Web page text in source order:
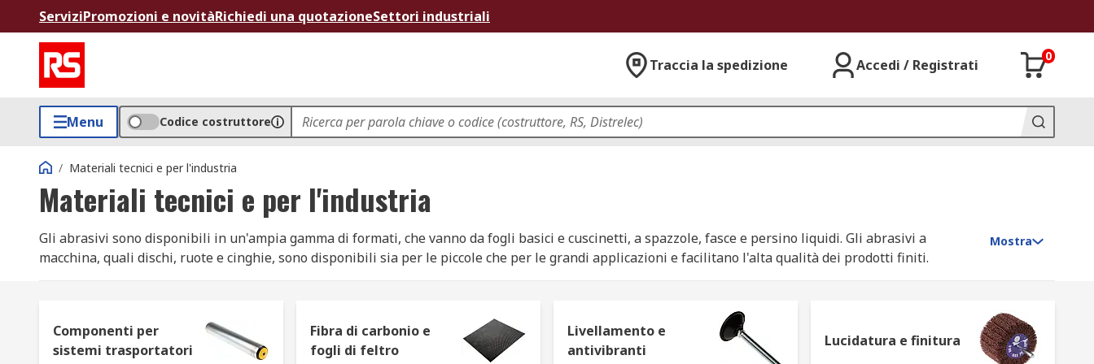
ServiziPromozioni e novitàRichiedi una quotazioneSettori industriali
Traccia la spedizione Accedi / Registrati
0
Menu Codice costruttore
/ Materiali tecnici e per l'industria
Materiali tecnici e per l'industria
Gli abrasivi sono disponibili in un'ampia gamma di formati, che vanno da fogli basici e cuscinetti, a spazzole, fasce e persino liquidi. Gli abrasivi a
macchina, quali dischi, ruote e cinghie, sono disponibili sia per le piccole che per le grandi applicazioni e facilitano l'alta qualità dei prodotti finiti.
Esempi di abrasivi:
Mostra
Componenti per
sistemi trasportatori
Fibra di carbonio e
fogli di feltro
Livellamento e
antivibranti
Lucidatura e finitura